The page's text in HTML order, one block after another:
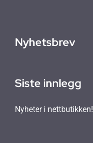
Nyhetsbrev
Siste innlegg
Nyheter i nettbutikken!